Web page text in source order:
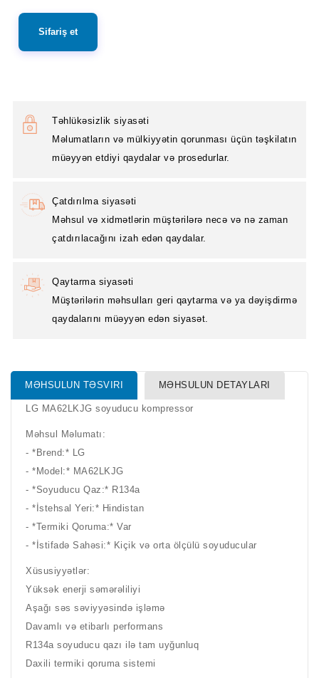
Sifariş et
Təhlükəsizlik siyasəti
Məlumatların və mülkiyyətin qorunması üçün təşkilatın
müəyyən etdiyi qaydalar və prosedurlar.
Çatdırılma siyasəti
Məhsul və xidmətlərin müştərilərə necə və nə zaman
çatdırılacağını izah edən qaydalar.
Qaytarma siyasəti
Müştərilərin məhsulları geri qaytarma və ya dəyişdirmə
qaydalarını müəyyən edən siyasət.
MƏHSULUN TƏSVIRI MƏHSULUN DETAYLARI
LG MA62LKJG soyuducu kompressor
Məhsul Məlumatı:
- *Brend:* LG
- *Model:* MA62LKJG
- *Soyuducu Qaz:* R134a
- *İstehsal Yeri:* Hindistan
- *Termiki Qoruma:* Var
- *İstifadə Sahəsi:* Kiçik və orta ölçülü soyuducular
Xüsusiyyətlər:
Yüksək enerji səmərəliliyi
Aşağı səs səviyyəsində işləmə
Davamlı və etibarlı performans
R134a soyuducu qazı ilə tam uyğunluq
Daxili termiki qoruma sistemi